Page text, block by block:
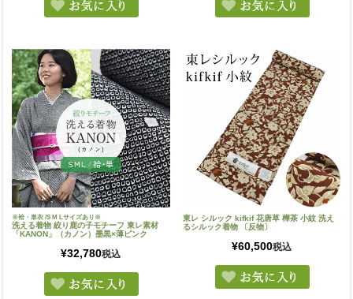
※袷・単衣 /S M Lサイズあり※
洗える着物 絞り鹿の子モチーフ 東レ素材
「KANON」（カノン）墨黒×薄ピンク
¥32,780税込
東レ シルック kifkif 花唐草 樺茶 小紋 洗え
るシルック着物 〔反物〕
¥60,500税込